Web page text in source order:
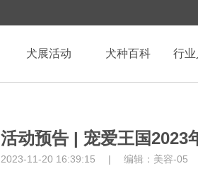
犬展活动 犬种百科 行业
活动预告 | 宠爱王国2023
2023-11-20 16:39:15 | 编辑： 美容-05